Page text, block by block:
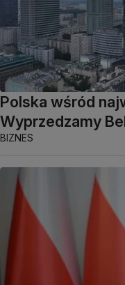
Polska wśród
Wyprzedzamy
BIZNES